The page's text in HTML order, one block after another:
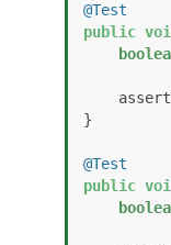
@Test
public
}
@Test
public